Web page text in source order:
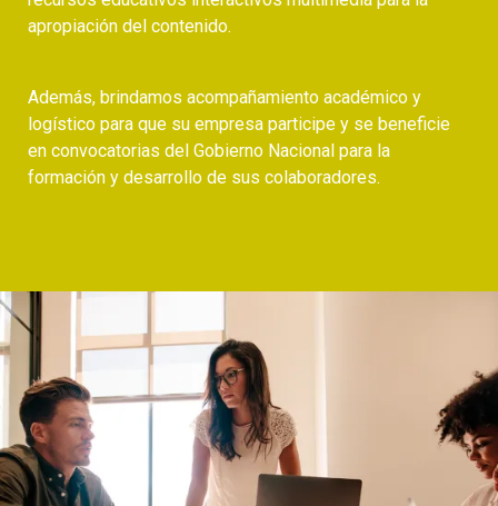
apropiación del contenido.
Además, brindamos acompañamiento académico y
logístico para que su empresa participe y se beneficie
en convocatorias del Gobierno Nacional para la
formación y desarrollo de sus colaboradores.